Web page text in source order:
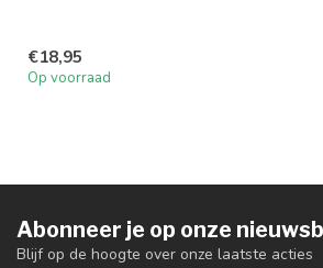
€18,95
Op voorraad
Abonneer je op onze
Blijf op de hoogte over onze laatste acties